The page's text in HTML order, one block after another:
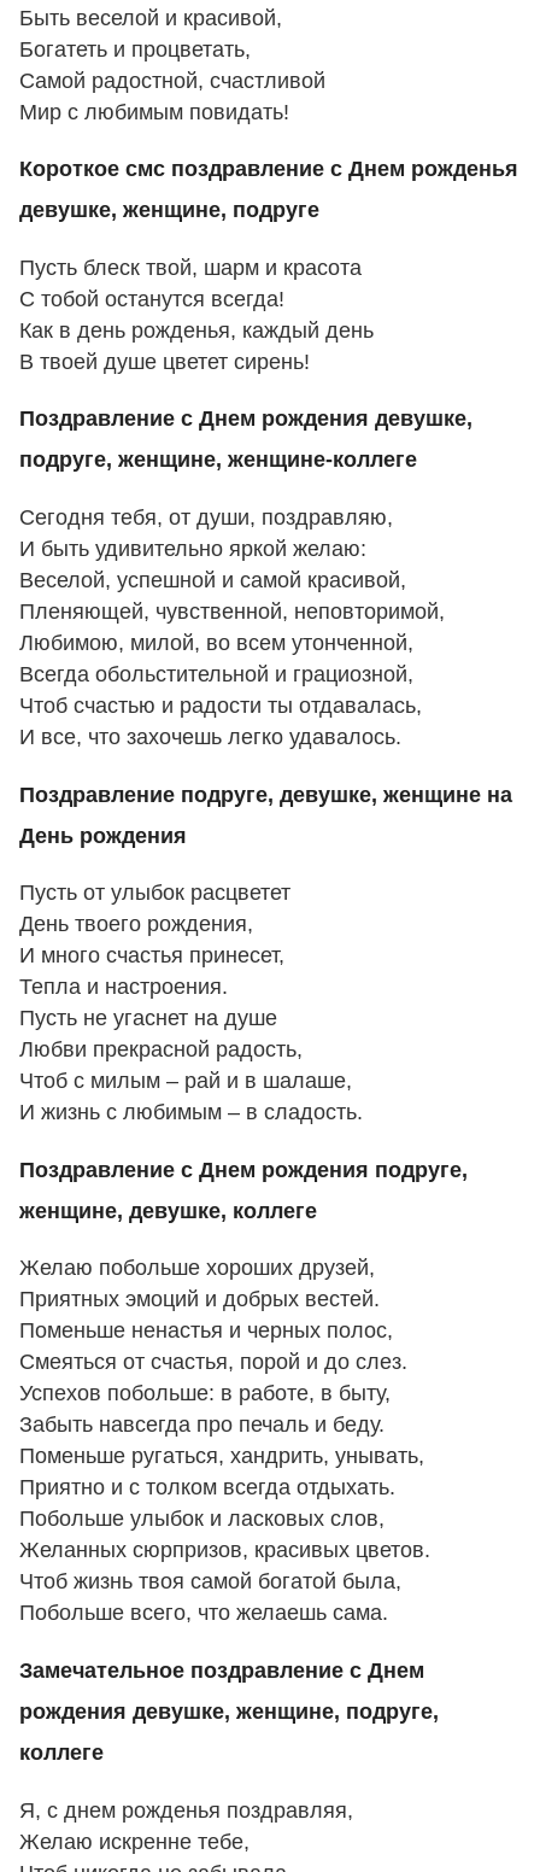
Быть веселой и красивой,
Богатеть и процветать,
Самой радостной, счастливой
Мир с любимым повидать!
Короткое смс поздравление с Днем рожденья
девушке, женщине, подруге
Пусть блеск твой, шарм и красота
С тобой останутся всегда!
Как в день рожденья, каждый день
В твоей душе цветет сирень!
Поздравление с Днем рождения девушке,
подруге, женщине, женщине-коллеге
Сегодня тебя, от души, поздравляю,
И быть удивительно яркой желаю:
Веселой, успешной и самой красивой,
Пленяющей, чувственной, неповторимой,
Любимою, милой, во всем утонченной,
Всегда обольстительной и грациозной,
Чтоб счастью и радости ты отдавалась,
И все, что захочешь легко удавалось.
Поздравление подруге, девушке, женщине на
День рождения
Пусть от улыбок расцветет
День твоего рождения,
И много счастья принесет,
Тепла и настроения.
Пусть не угаснет на душе
Любви прекрасной радость,
Чтоб с милым – рай и в шалаше,
И жизнь с любимым – в сладость.
Поздравление с Днем рождения подруге,
женщине, девушке, коллеге
Желаю побольше хороших друзей,
Приятных эмоций и добрых вестей.
Поменьше ненастья и черных полос,
Смеяться от счастья, порой и до слез.
Успехов побольше: в работе, в быту,
Забыть навсегда про печаль и беду.
Поменьше ругаться, хандрить, унывать,
Приятно и с толком всегда отдыхать.
Побольше улыбок и ласковых слов,
Желанных сюрпризов, красивых цветов.
Чтоб жизнь твоя самой богатой была,
Побольше всего, что желаешь сама.
Замечательное поздравление с Днем
рождения девушке, женщине, подруге,
коллеге
Я, с днем рожденья поздравляя,
Желаю искренне тебе,